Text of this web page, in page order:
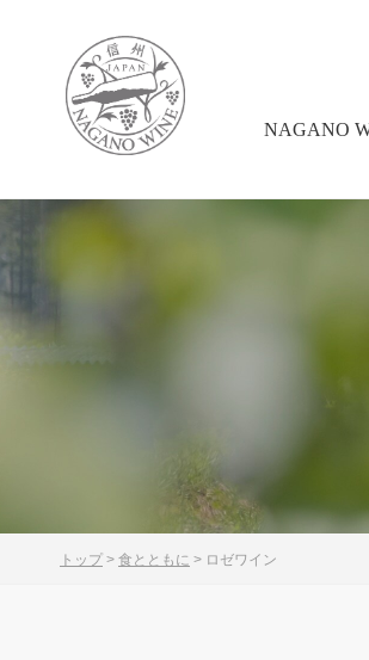
NAGANO
トップ > 食とともに > ロゼワイン